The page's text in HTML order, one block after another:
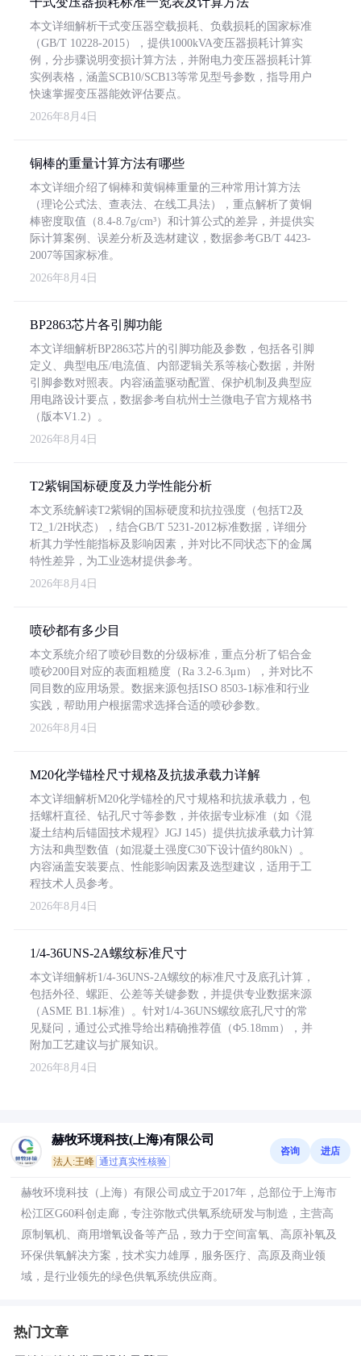
本文详细解析干式变压器空载损耗、负载损耗的国家标准
（GB/T 10228-2015），提供1000kVA变压器损耗计算实
例，分步骤说明变损计算方法，并附电力变压器损耗计算
实例表格，涵盖SCB10/SCB13等常见型号参数，指导用户
快速掌握变压器能效评估要点。
2026年8月4日
铜棒的重量计算方法有哪些
本文详细介绍了铜棒和黄铜棒重量的三种常用计算方法
（理论公式法、查表法、在线工具法），重点解析了黄铜
棒密度取值（8.4-8.7g/cm³）和计算公式的差异，并提供实
际计算案例、误差分析及选材建议，数据参考GB/T 4423-
2007等国家标准。
2026年8月4日
BP2863芯片各引脚功能
本文详细解析BP2863芯片的引脚功能及参数，包括各引脚
定义、典型电压/电流值、内部逻辑关系等核心数据，并附
引脚参数对照表。内容涵盖驱动配置、保护机制及典型应
用电路设计要点，数据参考自杭州士兰微电子官方规格书
（版本V1.2）。
2026年8月4日
T2紫铜国标硬度及力学性能分析
本文系统解读T2紫铜的国标硬度和抗拉强度（包括T2及
T2_1/2H状态），结合GB/T 5231-2012标准数据，详细分
析其力学性能指标及影响因素，并对比不同状态下的金属
特性差异，为工业选材提供参考。
2026年8月4日
喷砂都有多少目
本文系统介绍了喷砂目数的分级标准，重点分析了铝合金
喷砂200目对应的表面粗糙度（Ra 3.2-6.3μm），并对比不
同目数的应用场景。数据来源包括ISO 8503-1标准和行业
实践，帮助用户根据需求选择合适的喷砂参数。
2026年8月4日
M20化学锚栓尺寸规格及抗拔承载力详解
本文详细解析M20化学锚栓的尺寸规格和抗拔承载力，包
括螺杆直径、钻孔尺寸等参数，并依据专业标准（如《混
凝土结构后锚固技术规程》JGJ 145）提供抗拔承载力计算
方法和典型数值（如混凝土强度C30下设计值约80kN）。
内容涵盖安装要点、性能影响因素及选型建议，适用于工
程技术人员参考。
2026年8月4日
1/4-36UNS-2A螺纹标准尺寸
本文详细解析1/4-36UNS-2A螺纹的标准尺寸及底孔计算，
包括外径、螺距、公差等关键参数，并提供专业数据来源
（ASME B1.1标准）。针对1/4-36UNS螺纹底孔尺寸的常
见疑问，通过公式推导给出精确推荐值（Φ5.18mm），并
附加工艺建议与扩展知识。
2026年8月4日
赫牧环境科技(上海)有限公司
法人:王峰 通过真实性核验
咨询 进店
赫牧环境科技（上海）有限公司成立于2017年，总部位于上海市
松江区G60科创走廊，专注弥散式供氧系统研发与制造，主营高
原制氧机、商用增氧设备等产品，致力于空间富氧、高原补氧及
环保供氧解决方案，技术实力雄厚，服务医疗、高原及商业领
域，是行业领先的绿色供氧系统供应商。
热门文章